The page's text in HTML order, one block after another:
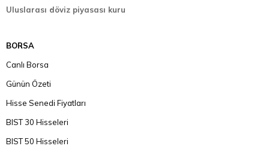
Uluslarası döviz piyasası kuru
BORSA
Canlı Borsa
Günün Özeti
Hisse Senedi Fiyatları
BIST 30 Hisseleri
BIST 50 Hisseleri